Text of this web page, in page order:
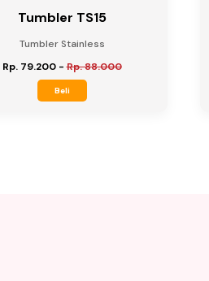
Tumbler TS15
Tumbler Stainless
Rp. 79.200-Rp. 88.000
Beli